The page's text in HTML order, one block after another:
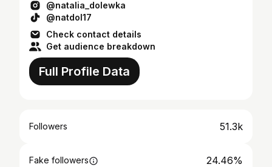
@natalia_dolewka
@natdol17
Check contact details
Get audience breakdown
Full Profile Data
Followers 51.3k
Fake followers 24.46%